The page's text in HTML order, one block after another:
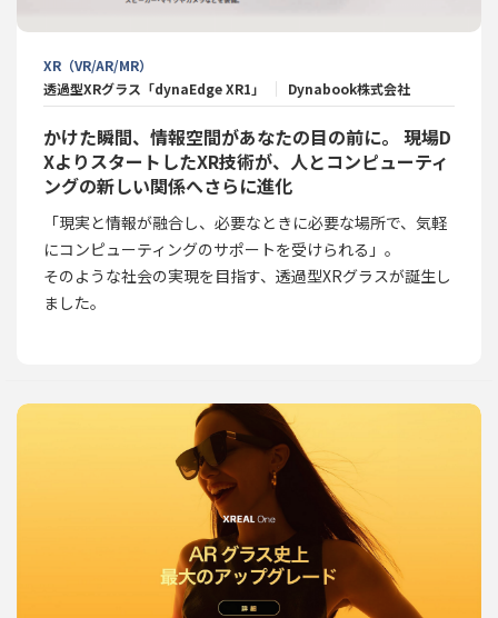
XR（VR/AR/MR）
透過型XRグラス「dynaEdge XR1」
Dynabook株式会社
かけた瞬間、情報空間があなたの目の前に。 現場D
XよりスタートしたXR技術が、人とコンピューティ
ングの新しい関係へさらに進化
「現実と情報が融合し、必要なときに必要な場所で、気軽
にコンピューティングのサポートを受けられる」。
そのような社会の実現を目指す、透過型XRグラスが誕生し
ました。